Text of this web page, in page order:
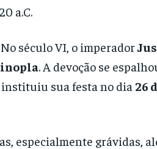
a.C.
século VI, o imperador
. A devoção se
instituiu sua festa no dia 26
especialmente grávidas,